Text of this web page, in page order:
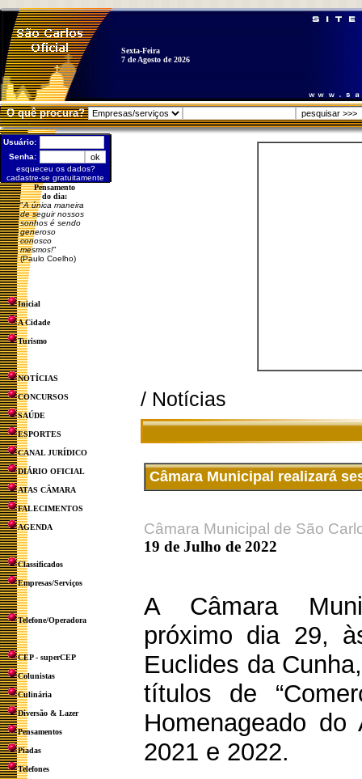
Sexta-Feira
7 de Agosto de 2026
O quê procura?
Usuário:
Senha:
esqueceu os dados?
cadastre-se gratuitamente
Pensamento
do dia:
"A única maneira
de seguir nossos
sonhos é sendo
generoso
conosco
mesmos!"
(Paulo Coelho)
Inicial
A Cidade
Turismo
NOTÍCIAS
CONCURSOS
SAÚDE
ESPORTES
CANAL JURÍDICO
DIÁRIO OFICIAL
ATAS CÂMARA
FALECIMENTOS
AGENDA
Classificados
Empresas/Serviços
Telefone/Operadora
CEP - superCEP
Colunistas
Culinária
Diversão & Lazer
Pensamentos
Piadas
Telefones
/ Notícias
Câmara Municipal realizará
Câmara Municipal de São
19 de Julho de 2022
A Câmara
próximo dia 29,
Euclides da
títulos de
Homenageado
2021 e 2022.